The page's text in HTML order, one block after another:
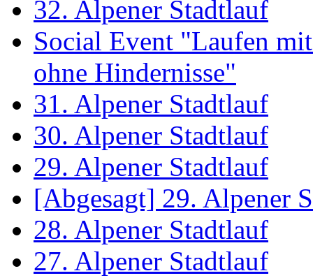
32. Alpener Stadtlauf
Social Event "Laufen
ohne Hindernisse"
31. Alpener Stadtlauf
30. Alpener Stadtlauf
29. Alpener Stadtlauf
[Abgesagt] 29. Alpener
28. Alpener Stadtlauf
27. Alpener Stadtlauf